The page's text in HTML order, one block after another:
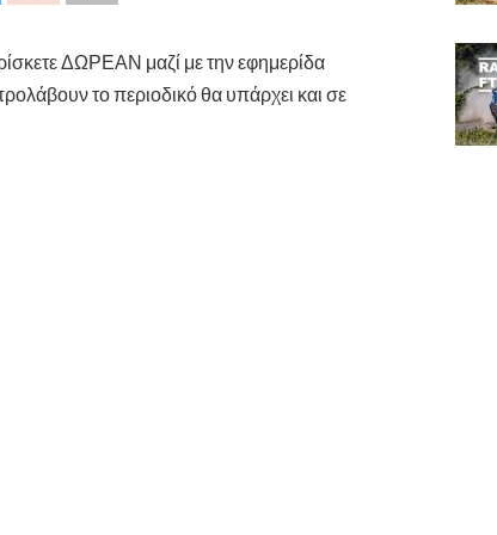
ΔΩΡΕΑΝ μαζί με την εφημερίδα
το περιοδικό θα υπάρχει και σε